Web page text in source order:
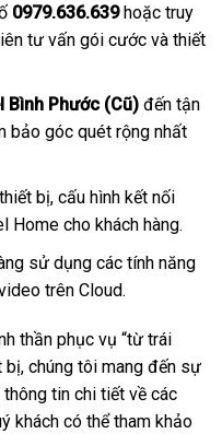
0979.636.639hoặc truy
tư vấn gói cước và thiết
Bình Phước (Cũ)đến tận
bảo góc quét rộng nhất
bị, cấu hình kết nối
cho khách hàng.
sử dụng các tính năng
trên Cloud.
thần phục vụ “từ trái
bị, chúng tôi mang đến sự
tin chi tiết về các
khách có thể tham khảo